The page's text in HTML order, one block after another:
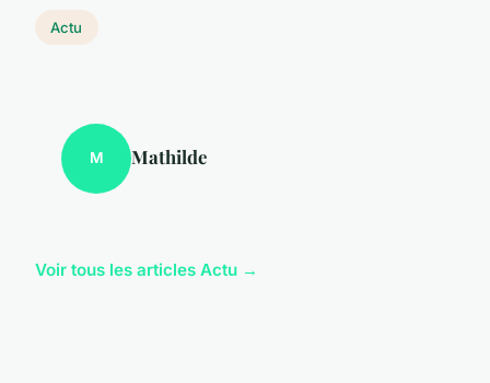
Actu
M Mathilde
Voir tous les articles Actu →